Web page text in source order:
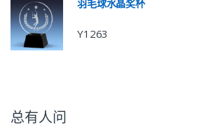
羽毛球水晶奖杯
Y1263
总有人问